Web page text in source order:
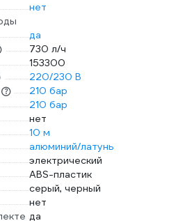
нет
да
730 л/ч
153300
220/230 В
210 бар
210 бар
нет
10 м
алюминий/латунь
электрический
ABS-пластик
серый, черный
нет
да